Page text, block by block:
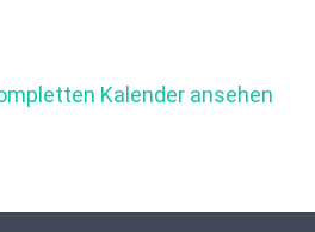
Kalender ansehen